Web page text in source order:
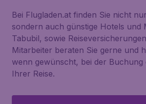
Bei Flugladen.at finden Sie nicht
sondern auch günstige Hotels und
Tabubil, sowie
Mitarbeiter beraten Sie gerne und
wenn gewünscht, bei der Buchung
Ihrer Reise.